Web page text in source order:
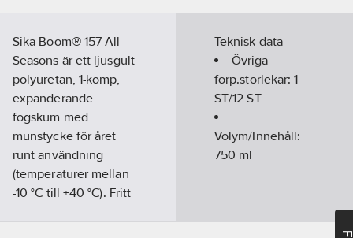
Sika Boom®-157 All
Seasons är ett ljusgult
polyuretan, 1-komp,
expanderande
fogskum med
munstycke för året
runt användning
(temperaturer mellan
-10 °C till +40 °C). Fritt
Teknisk data
Övriga
förp.storlekar:1
ST/12 ST
Volym/Innehåll:
750 ml